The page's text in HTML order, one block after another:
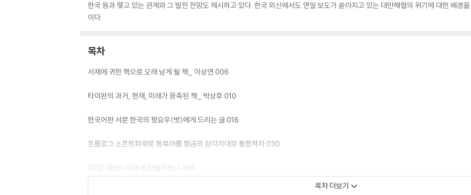
한국 등과 맺고 있는 관계와 그 발전 전망도 제시하고 있다. 한국 외신에서도 연일 보도가 쏟아지고 있는 대만해협의 위기에 대한 배경
이다.
목차
서재에 귀한 핵으로 오래 남게 될 책_ 이상연 006
타이완의 과거, 현재, 미래가 응축된 책_ 박상후 010
한국어판 서문 한국의 펑요우(벗)에게 드리는 글 016
프롤로그 소프트파워로 동북아를 황금의 삼각지대로 통합하자 030
제1장 대만은 어떻게 만들어졌나 036
목차 더보기